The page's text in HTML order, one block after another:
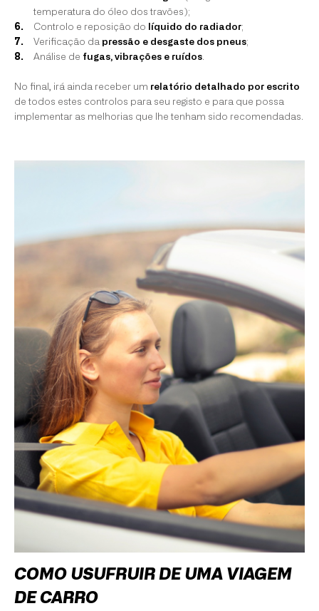
temperatura do óleo dos travões);
Controlo e reposição do
líquido do radiador;
Verificação da pressão e desgaste dos pneus;
Análise de fugas, vibrações e ruídos.
No final, irá ainda receber um relatório detalhado por escrito
de todos estes controlos para seu registo e para que possa
implementar as melhorias que lhe tenham sido recomendadas.
COMO USUFRUIR DE UMA VIAGEM
DE CARRO